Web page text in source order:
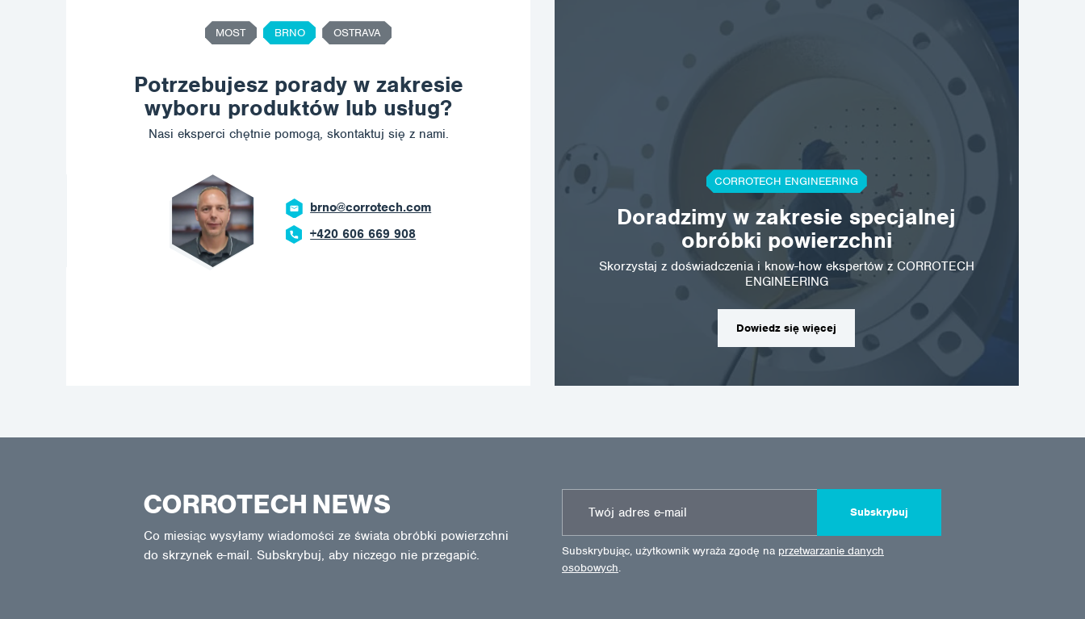
MOST BRNO OSTRAVA
Potrzebujesz porady w zakresie
wyboru produktów lub usług?
Nasi eksperci chętnie pomogą, skontaktuj się z nami.
brno@corrotech.com
+420 606 669 908
ostrava@corrotech.com
+420 602 789 403
CORROTECH ENGINEERING
Doradzimy w zakresie specjalnej
obróbki powierzchni
Skorzystaj z doświadczenia i know-how ekspertów z CORROTECH
ENGINEERING
Dowiedz się więcej
CORROTECH NEWS
Co miesiąc wysyłamy wiadomości ze świata obróbki powierzchni
do skrzynek e-mail. Subskrybuj, aby niczego nie przegapić.
Subskrybuj
Subskrybując, użytkownik wyraża zgodę na przetwarzanie danych
osobowych.